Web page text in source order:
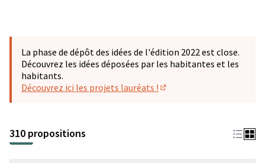
La phase de dépôt des idées de l'édition 2022 est close.
Découvrez les idées déposées par les habitantes et les
habitants.
Découvrez ici les projets lauréats !
310 propositions